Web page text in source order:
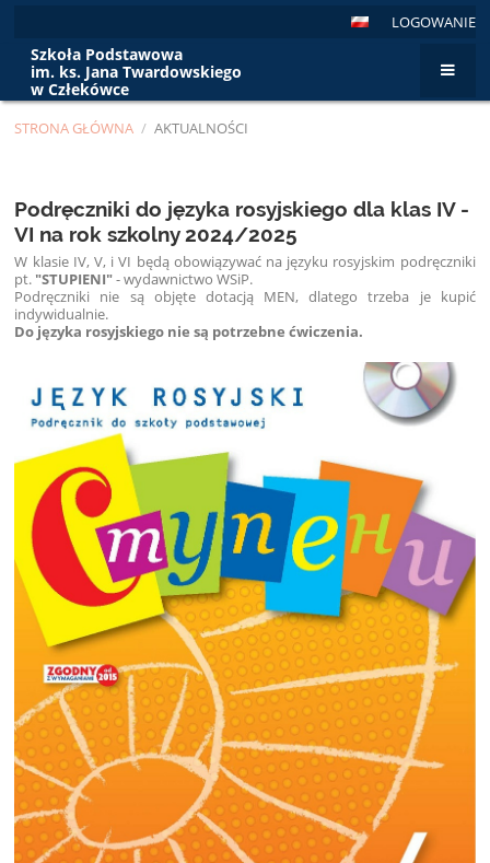
LOGOWANIE
Szkoła Podstawowa
im. ks. Jana Twardowskiego
w Człekówce
STRONA GŁÓWNA / AKTUALNOŚCI
Podręczniki do języka rosyjskiego dla klas IV -
VI na rok szkolny 2024/2025
W klasie IV, V, i VI będą obowiązywać na języku rosyjskim podręczniki
pt. "STUPIENI"- wydawnictwo WSiP.
Podręczniki nie są objęte dotacją MEN, dlatego trzeba je kupić
indywidualnie.
Do języka rosyjskiego nie są potrzebne ćwiczenia.